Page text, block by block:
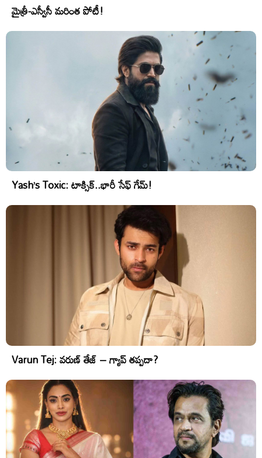
మైత్రీ-ఎస్వీసీ మరింత పోటీ!
Yash’s Toxic: టాక్సిక్..భారీ సేఫ్ గేమ్!
Varun Tej: వరుణ్ తేజ్ – గ్యాప్ తప్పదా?